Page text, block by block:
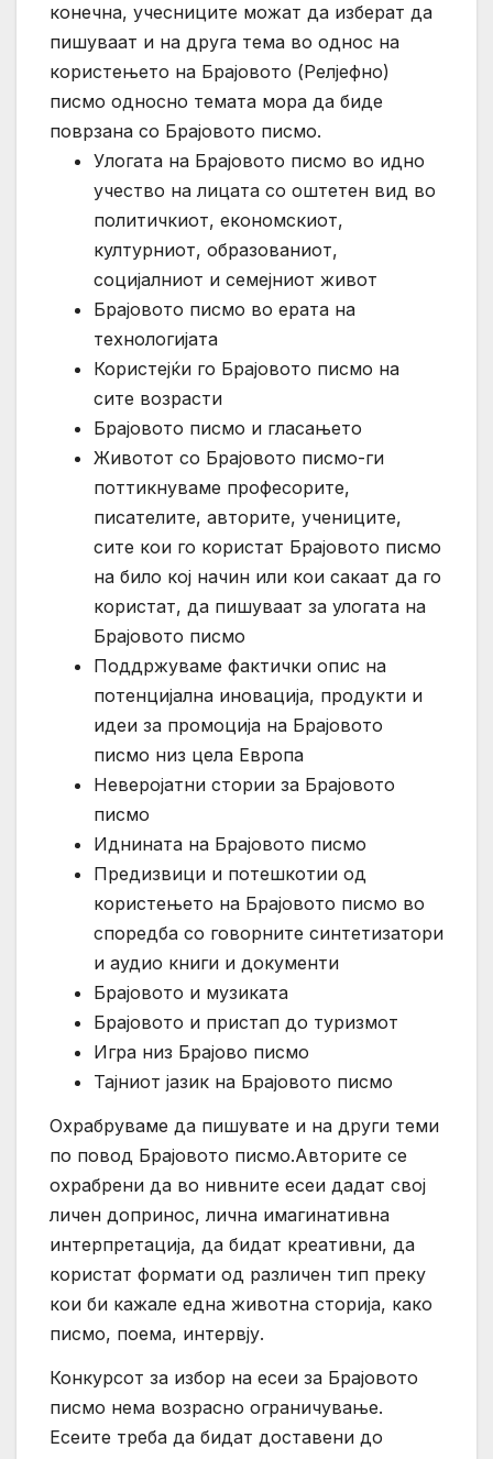
конечна, учесниците можат да изберат да
пишуваат и на друга тема во однос на
користењето на Брајовото (Релјефно)
писмо односно темата мора да биде
поврзана со Брајовото писмо.
Улогата на Брајовото писмо во идно
учество на лицата со оштетен вид во
политичкиот, економскиот,
културниот, образованиот,
социјалниот и семејниот живот
Брајовото писмо во ерата на
технологијата
Користејќи го Брајовото писмо на
сите возрасти
Брајовото писмо и гласањето
Животот со Брајовото писмо-ги
поттикнуваме професорите,
писателите, авторите, учениците,
сите кои го користат Брајовото писмо
на било кој начин или кои сакаат да го
користат, да пишуваат за улогата на
Брајовото писмо
Поддржуваме фактички опис на
потенцијална иновација, продукти и
идеи за промоција на Брајовото
писмо низ цела Европа
Неверојатни стории за Брајовото
писмо
Иднината на Брајовото писмо
Предизвици и потешкотии од
користењето на Брајовото писмо во
споредба со говорните синтетизатори
и аудио книги и документи
Брајовото и музиката
Брајовото и пристап до туризмот
Игра низ Брајово писмо
Тајниот јазик на Брајовото писмо
Охрабруваме да пишувате и на други теми
по повод Брајовото писмо.Авторите се
охрабрени да во нивните есеи дадат свој
личен допринос, лична имагинативна
интерпретација, да бидат креативни, да
користат формати од различен тип преку
кои би кажале една животна сторија, како
писмо, поема, интервју.
Конкурсот за избор на есеи за Брајовото
писмо нема возрасно ограничување.
Есеите треба да бидат доставени до